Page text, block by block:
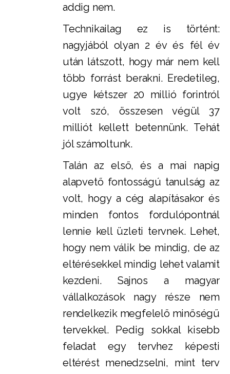
addig nem.
Technikailag ez is történt:
nagyjából olyan 2 év és fél év
után látszott, hogy már nem kell
több forrást berakni. Eredetileg,
ugye kétszer 20 millió forintról
volt szó, összesen végül 37
milliót kellett betennünk. Tehát
jól számoltunk.
Talán az első, és a mai napig
alapvető fontosságú tanulság az
volt, hogy a cég alapításakor és
minden fontos fordulópontnál
lennie kell üzleti tervnek. Lehet,
hogy nem válik be mindig, de az
eltérésekkel mindig lehet valamit
kezdeni. Sajnos a magyar
vállalkozások nagy része nem
rendelkezik megfelelő minőségű
tervekkel. Pedig sokkal kisebb
feladat egy tervhez képesti
eltérést menedzselni, mint terv